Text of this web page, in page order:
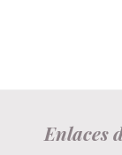
Enlaces